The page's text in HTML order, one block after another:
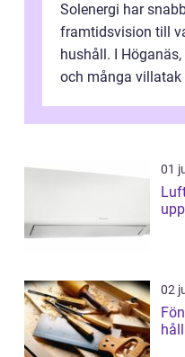
Solenergi har
framtidsvision till
hushåll. I
och många villatak
01
02